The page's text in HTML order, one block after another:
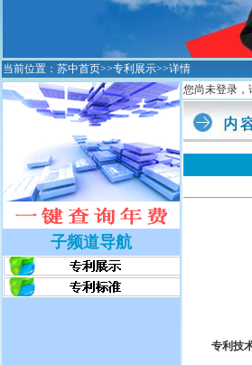
当前位置： 苏中首页>>专利展示>>详情
子频道导航
您尚未登录，
专利技